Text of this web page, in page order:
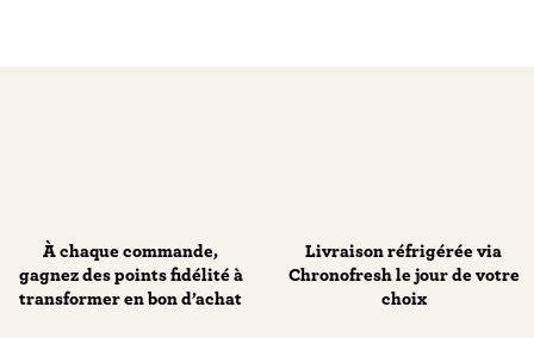
À chaque commande,
gagnez des points fidélité à
transformer en bon d’achat
Livraison réfrigérée via
Chronofresh le jour de votre
choix